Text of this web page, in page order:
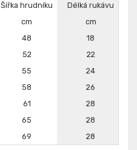
Šířka hrudníku
Délká rukávu
cm
cm
48
18
52
22
55
24
58
26
61
28
65
28
69 28